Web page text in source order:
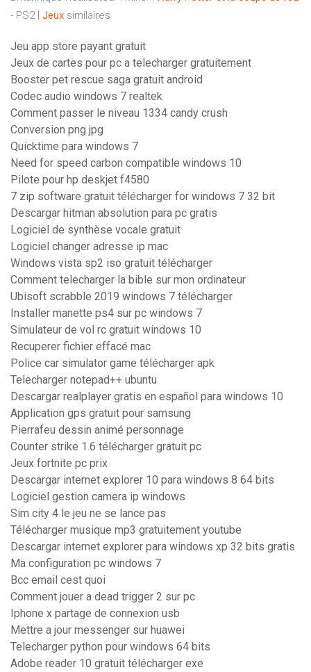
- PS2 | Jeux similaires
Jeu app store payant gratuit
Jeux de cartes pour pc a telecharger gratuitement
Booster pet rescue saga gratuit android
Codec audio windows 7 realtek
Comment passer le niveau 1334 candy crush
Conversion png jpg
Quicktime para windows 7
Need for speed carbon compatible windows 10
Pilote pour hp deskjet f4580
7 zip software gratuit télécharger for windows 7 32 bit
Descargar hitman absolution para pc gratis
Logiciel de synthèse vocale gratuit
Logiciel changer adresse ip mac
Windows vista sp2 iso gratuit télécharger
Comment telecharger la bible sur mon ordinateur
Ubisoft scrabble 2019 windows 7 télécharger
Installer manette ps4 sur pc windows 7
Simulateur de vol rc gratuit windows 10
Recuperer fichier effacé mac
Police car simulator game télécharger apk
Telecharger notepad++ ubuntu
Descargar realplayer gratis en español para windows 10
Application gps gratuit pour samsung
Pierrafeu dessin animé personnage
Counter strike 1.6 télécharger gratuit pc
Jeux fortnite pc prix
Descargar internet explorer 10 para windows 8 64 bits
Logiciel gestion camera ip windows
Sim city 4 le jeu ne se lance pas
Télécharger musique mp3 gratuitement youtube
Descargar internet explorer para windows xp 32 bits gratis
Ma configuration pc windows 7
Bcc email cest quoi
Comment jouer a dead trigger 2 sur pc
Iphone x partage de connexion usb
Mettre a jour messenger sur huawei
Telecharger python pour windows 64 bits
Adobe reader 10 gratuit télécharger exe